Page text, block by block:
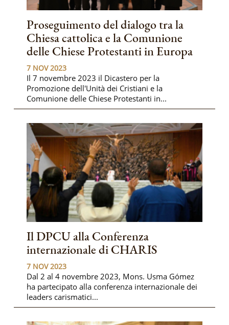
Proseguimento del dialogo tra la
Chiesa cattolica e la Comunione
delle Chiese Protestanti in Europa
7 NOV 2023
Il 7 novembre 2023 il Dicastero per la
Promozione dell'Unità dei Cristiani e la
Comunione delle Chiese Protestanti in...
Il DPCU alla Conferenza
internazionale di CHARIS
7 NOV 2023
Dal 2 al 4 novembre 2023, Mons. Usma Gómez
ha partecipato alla conferenza internazionale dei
leaders carismatici...